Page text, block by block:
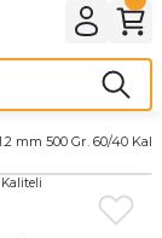
mm 500 Gr. 60/40